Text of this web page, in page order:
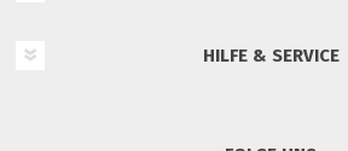
HILFE & SERVICE